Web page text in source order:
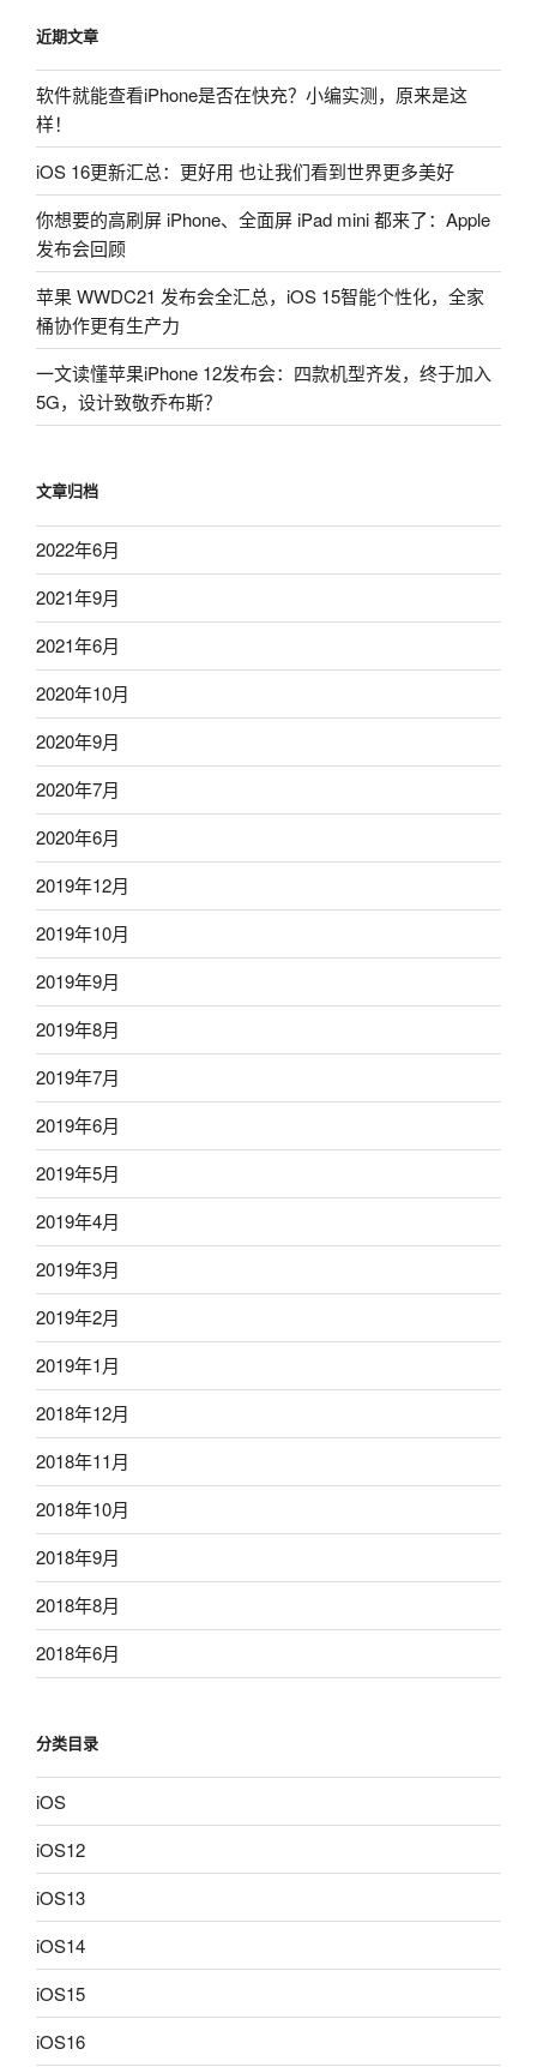
近期文章
软件就能查看iPhone是否在快充？小编实测，原来是这
样！
iOS 16更新汇总：更好用 也让我们看到世界更多美好
你想要的高刷屏 iPhone、全面屏 iPad mini 都来了：Apple
发布会回顾
苹果 WWDC21 发布会全汇总，iOS 15智能个性化，全家
桶协作更有生产力
一文读懂苹果iPhone 12发布会：四款机型齐发，终于加入
5G，设计致敬乔布斯？
文章归档
2022年6月
2021年9月
2021年6月
2020年10月
2020年9月
2020年7月
2020年6月
2019年12月
2019年10月
2019年9月
2019年8月
2019年7月
2019年6月
2019年5月
2019年4月
2019年3月
2019年2月
2019年1月
2018年12月
2018年11月
2018年10月
2018年9月
2018年8月
2018年6月
分类目录
iOS
iOS12
iOS13
iOS14
iOS15
iOS16